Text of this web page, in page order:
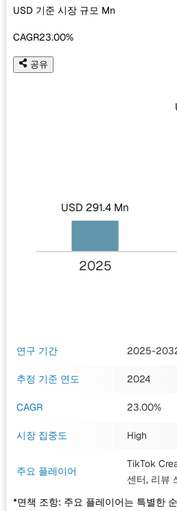
USD 기준 시장 규모 Mn
CAGR23.00%
공유
USD 291.4 Mn
2025
연구 기간 2025-
추정 기준 연도 2024
CAGR 23.00%
시장 집중도 High
주요 플레이어
TikTok
센터, 리뷰
*면책 조항: 주요 플레이어는 특별한